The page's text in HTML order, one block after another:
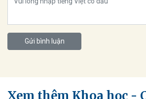
Gửi bình luận
Xem thêm Khoa học -